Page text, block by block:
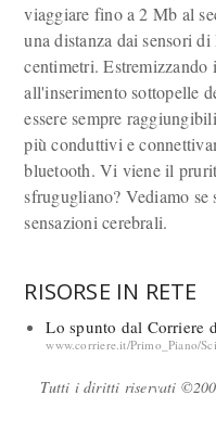
viaggiare fino a 2 Mb al
una distanza dai sensori
centimetri. Estremizzando
all'inserimento sottopelle
essere sempre
più conduttivi e
bluetooth. Vi viene il
sfrugugliano? Vediamo se
sensazioni cerebrali.
RISORSE IN RETE
Lo spunto dal Corriere
www.corriere.it/Primo_Piano/
Tutti i diritti riservati